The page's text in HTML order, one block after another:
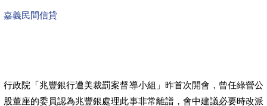
嘉義民間信貸
行政院「兆豐銀行遭美裁罰案督導小組」昨首次開會，曾任綠營公
股董座的委員認為兆豐銀處理此事非常離譜，會中建議必要時改派